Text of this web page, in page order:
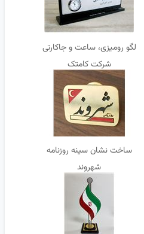
لگو رومیزی، ساعت و جاکارتی
شرکت کامتک
ساخت نشان سینه روزنامه
شهروند